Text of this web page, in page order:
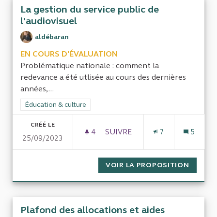
La gestion du service public de
l'audiovisuel
aldébaran
EN COURS D'ÉVALUATION
Problématique nationale : comment la
redevance a été utlisée au cours des dernières
années,...
Filtrer les résultats de la catégorie : Éducation & culture
Éducation & culture
CRÉÉ LE
25/09/2023
4 4 ABONNÉS
SUIVRE
7 5
VOIR LA PROPOSITION
Plafond des allocations et aides